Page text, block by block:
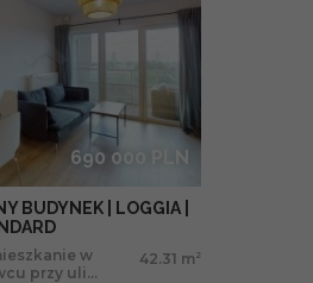
690 000 PLN
BUDYNEK | LOGGIA |
w
przy uli...
42.31 m 2